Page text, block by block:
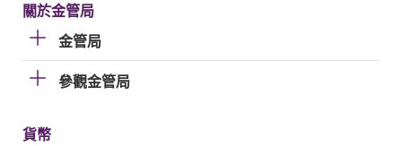
關於金管局
金管局
參觀金管局
貨幣